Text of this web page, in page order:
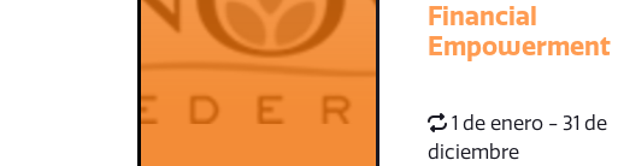
Financial
Empowerment
1 de enero - 31 de
diciembre